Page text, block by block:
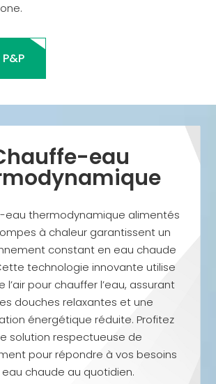
eau
eau thermodynamique alimentés
à chaleur garantissent un
constant en eau chaude
technologie innovante utilise
l’air pour chauffer l’eau, assurant
douches relaxantes et une
énergétique réduite. Profitez
solution respectueuse de
pour répondre à vos besoins
eau chaude au quotidien.